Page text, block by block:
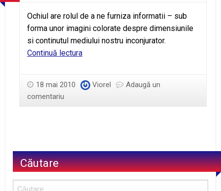
Ochiul are rolul de a ne furniza informatii – sub
forma unor imagini colorate despre dimensiunile
si continutul mediului nostru inconjurator.
Continuă lecturaBârna
18 mai 2010 Viorel
Adaugă un
comentariu
Căutare